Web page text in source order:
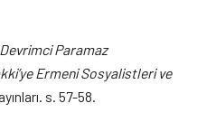
Paramaz
Ermeni Sosyalistleri ve
s. 57-58.